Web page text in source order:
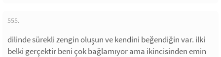
555.
dilinde sürekli zengin oluşun ve kendini beğendiğin var. ilki
belki gerçektir beni çok bağlamıyor ama ikincisinden emin